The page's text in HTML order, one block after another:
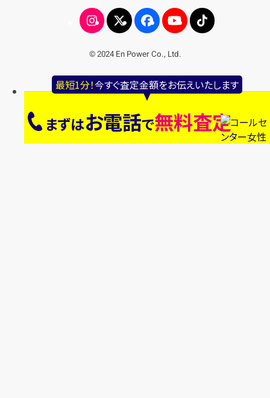
最短1分！今すぐ査定金額をお伝えいたします
まずはお電話で無料査定
© 2024 En Power Co., Ltd.